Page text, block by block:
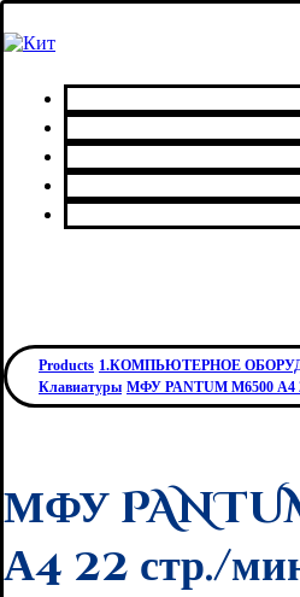
Products 1.КОМПЬЮТЕРНОЕ
Клавиатуры МФУ PANTUM M6500 А4
МФУ
А4 22 стр./